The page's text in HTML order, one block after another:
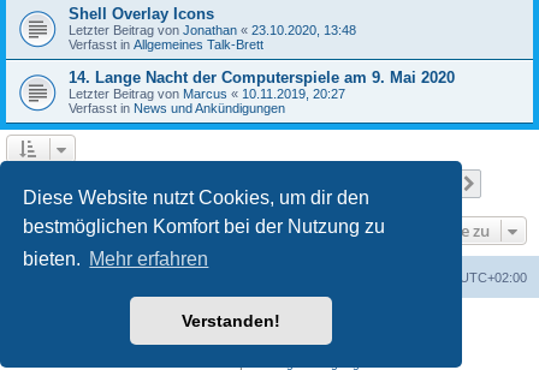
Diese Website nutzt Cookies, um dir den
bestmöglichen Komfort bei der Nutzung zu
bieten. Mehr erfahren
Verstanden!
Shell Overlay Icons
Letzter Beitrag von Jonathan « 23.10.2020, 13:48
Verfasst in Allgemeines Talk-Brett
14. Lange Nacht der Computerspiele am 9. Mai 2020
Letzter Beitrag von Marcus « 10.11.2019, 20:27
Verfasst in News und Ankündigungen
Gehe zu
UTC+02:00
Powered byphpBB® Forum Software © phpBB Limited
phpBB.de